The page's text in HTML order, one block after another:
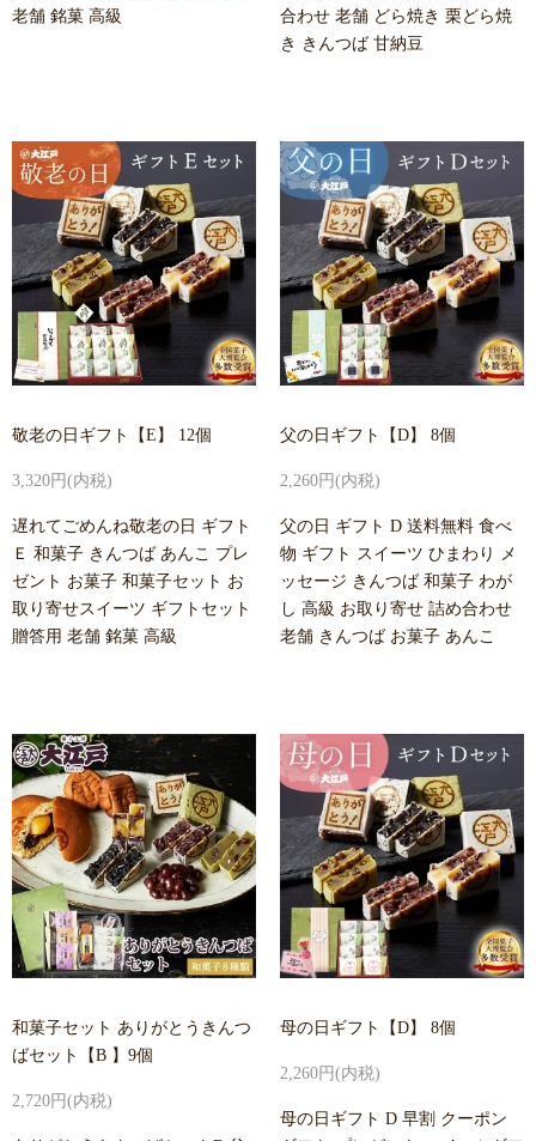
老舗 銘菓 高級
合わせ 老舗 どら焼き 栗どら焼
き きんつば 甘納豆
敬老の日ギフト【E】 12個
3,320円(内税)
遅れてごめんね敬老の日 ギフト
Ｅ 和菓子 きんつば あんこ プレ
ゼント お菓子 和菓子セット お
取り寄せスイーツ ギフトセット
贈答用 老舗 銘菓 高級
父の日ギフト【D】 8個
2,260円(内税)
父の日 ギフト D 送料無料 食べ
物 ギフト スイーツ ひまわり メ
ッセージ きんつば 和菓子 わが
し 高級 お取り寄せ 詰め合わせ
老舗 きんつば お菓子 あんこ
和菓子セット ありがとうきんつ
ばセット【B 】9個
2,720円(内税)
母の日ギフト【D】 8個
2,260円(内税)
母の日ギフト D 早割 クーポン